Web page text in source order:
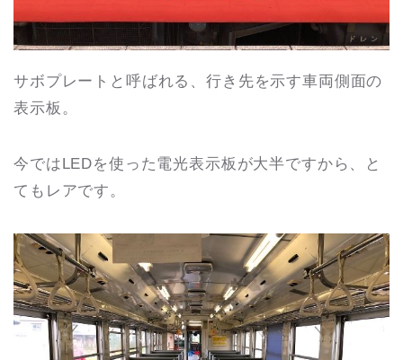
サボプレートと呼ばれる、行き先を示す車両側面の
表示板。
今ではLEDを使った電光表示板が大半ですから、と
てもレアです。